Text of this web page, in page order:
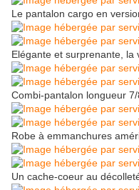
Le pantalon cargo en
Elégante et surprenante, la
Combi-pantalon longueur
Robe à emmanchures
Un cache-coeur au